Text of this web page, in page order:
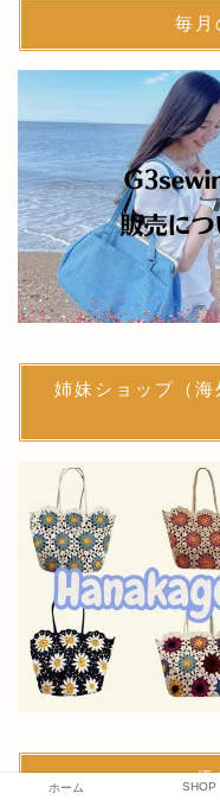
毎月
姉妹ショップ（
優
ホーム SHOP